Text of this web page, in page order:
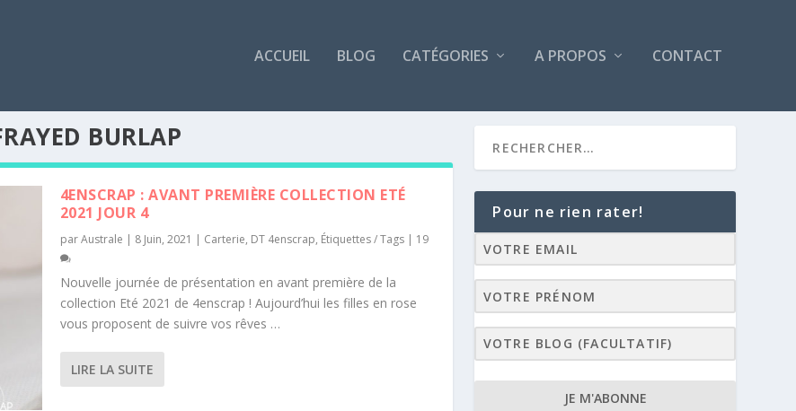
ACCUEIL BLOG CATÉGORIES A PROPOS CONTACT
BURLAP
4ENSCRAP : AVANT PREMIÈRE COLLECTION ETÉ
2021 JOUR 4
parAustrale | 8 Juin, 2021 | Carterie, DT 4enscrap, Étiquettes / Tags| 19
Nouvelle journée de présentation en avant première de la
collection Eté 2021 de 4enscrap ! Aujourd’hui les filles en rose
vous proposent de suivre vos rêves …
LIRE LA SUITE
Pour ne rien rater!
JE M'ABONNE